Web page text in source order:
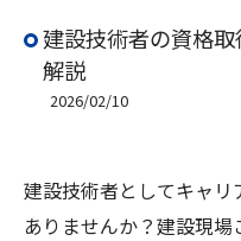
建設技術者の資格
解説
2026/02/10
建設技術者としてキャ
ありませんか？建設現